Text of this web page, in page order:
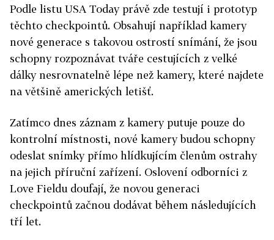
Podle listu USA Today právě zde testují i prototyp
těchto checkpointů. Obsahují například kamery
nové generace s takovou ostrostí snímání, že jsou
schopny rozpoznávat tváře cestujících z velké
dálky nesrovnatelně lépe než kamery, které najdete
na většině amerických letišť.
Zatímco dnes záznam z kamery putuje pouze do
kontrolní místnosti, nové kamery budou schopny
odeslat snímky přímo hlídkujícím členům ostrahy
na jejich příruční zařízení. Oslovení odborníci z
Love Fieldu doufají, že novou generaci
checkpointů začnou dodávat během následujících
tří let.